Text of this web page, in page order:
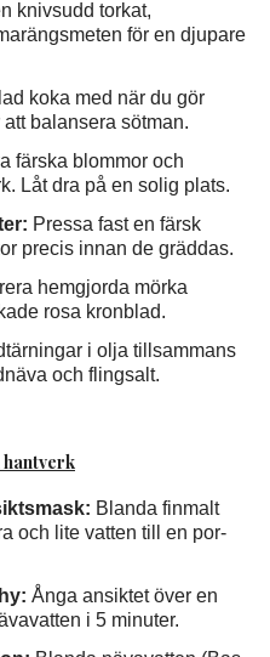
knivsudd torkat,
för en djupare
koka med när du gör
balansera sötman.
färska blommor och
Låt dra på en solig plats.
Pressa fast en färsk
precis innan de gräddas.
hemgjorda mörka
rosa kronblad.
i olja tillsammans
och flingsalt.
Blanda finmalt
och lite vatten till en por-
Ånga ansiktet över en
i 5 minuter.